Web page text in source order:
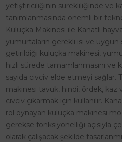
yetiştiriciliğinin sürekliliğinde ve
tanımlanmasında önemli bir
Kuluçka Makinesi ile Kanatlı
yumurtaların gerekli ısı ve uygun
getirildiği kuluçka makinesi,
hızlı sürede tamamlanmasını ve
sayıda civciv elde etmeyi sağlar.
makinesi tavuk, hindi, ördek, kaz
civciv çıkarmak için kullanılır.
rol oynayan kuluçka makinesi
gerekse fonksiyonelliği açısıyla
olarak çalışacak şekilde